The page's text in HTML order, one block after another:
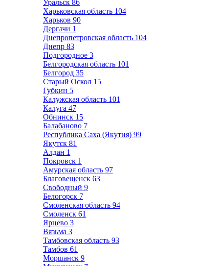
Уральск 86
Харьковская область 104
Харьков 90
Дергачи 1
Днепропетровская область 104
Днепр 83
Подгородное 3
Белгородская область 101
Белгород 35
Старый Оскол 15
Губкин 5
Калужская область 101
Калуга 47
Обнинск 15
Балабаново 7
Республика Саха (Якутия) 99
Якутск 81
Алдан 1
Покровск 1
Амурская область 97
Благовещенск 63
Свободный 9
Белогорск 7
Смоленская область 94
Смоленск 61
Ярцево 3
Вязьма 3
Тамбовская область 93
Тамбов 61
Моршанск 9